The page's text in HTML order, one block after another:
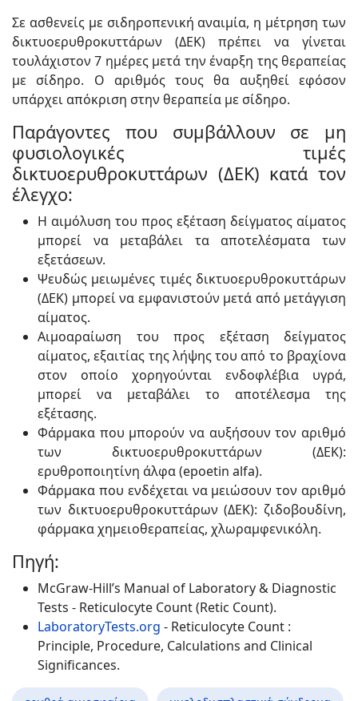
Σε ασθενείς με σιδηροπενική αναιμία, η μέτρηση των
δικτυοερυθροκυττάρων (ΔΕΚ) πρέπει να γίνεται
τουλάχιστον 7 ημέρες μετά την έναρξη της θεραπείας
με σίδηρο. Ο αριθμός τους θα αυξηθεί εφόσον
υπάρχει απόκριση στην θεραπεία με σίδηρο.
Παράγοντες που συμβάλλουν σε μη
φυσιολογικές τιμές
δικτυοερυθροκυττάρων (ΔΕΚ) κατά τον
έλεγχο:
Η αιμόλυση του προς εξέταση δείγματος αίματος
μπορεί να μεταβάλει τα αποτελέσματα των
εξετάσεων.
Ψευδώς μειωμένες τιμές δικτυοερυθροκυττάρων
(ΔΕΚ) μπορεί να εμφανιστούν μετά από μετάγγιση
αίματος.
Αιμοαραίωση του προς εξέταση δείγματος
αίματος, εξαιτίας της λήψης του από το βραχίονα
στον οποίο χορηγούνται ενδοφλέβια υγρά,
μπορεί να μεταβάλει το αποτέλεσμα της
εξέτασης.
Φάρμακα που μπορούν να αυξήσουν τον αριθμό
των δικτυοερυθροκυττάρων (ΔΕΚ):
ερυθροποιητίνη άλφα (epoetin alfa).
Φάρμακα που ενδέχεται να μειώσουν τον αριθμό
των δικτυοερυθροκυττάρων (ΔΕΚ): ζιδοβουδίνη,
φάρμακα χημειοθεραπείας, χλωραμφενικόλη.
Πηγή:
McGraw-Hill’s Manual of Laboratory & Diagnostic
Tests - Reticulocyte Count (Retic Count).
LaboratoryTests.org - Reticulocyte Count :
Principle, Procedure, Calculations and Clinical
Significances.